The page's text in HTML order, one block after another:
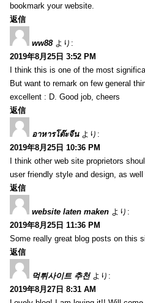
bookmark your website.
返信
ww88 より:
2019年8月25日 3:52 PM
I think this is one of the most
But want to remark on few general
excellent : D. Good job, cheers
返信
อาหารโต๊ะจีน より:
2019年8月25日 10:36 PM
I think other web site proprietors
user friendly style and design, as
返信
website laten maken より:
2019年8月25日 11:36 PM
Some really great blog posts on this
返信
먹튀사이트 추천 より:
2019年8月27日 8:31 AM